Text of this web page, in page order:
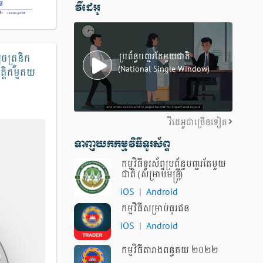
ចត្រូនិក
តិកម្មគយ
វីដេអូ
ប្រព័ន្ធបញ្ជរតែមួយជាតិ
(National Single Window)
វីដេអូជាច្រើនទៀត
ទាញយកកម្មវិធីទូរស័ព្ទ
កម្មវិធីទូរស័ព្ទប្រព័ន្ធបញ្ជរតែមួយ
ជាតិ (សម្រាប់មន្ត្រី)
iOS | Android
កម្មវិធីសម្រាប់ធុរជន​
iOS | Android
កម្មវិធីតារាងពន្ធគយ ២០២២